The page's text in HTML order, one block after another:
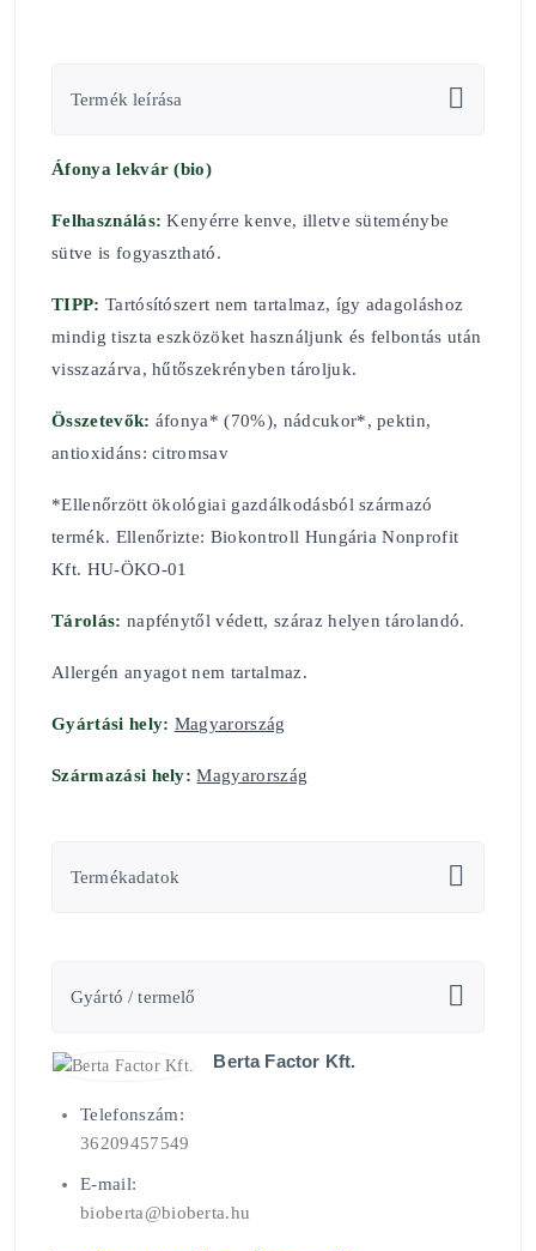
Termék leírása
Áfonya lekvár (bio)
Felhasználás:Kenyérre kenve, illetve süteménybe
sütve is fogyasztható.
TIPP: Tartósítószert nem tartalmaz, így adagoláshoz
mindig tiszta eszközöket használjunk és felbontás után
visszazárva, hűtőszekrényben tároljuk.
Összetevők: áfonya* (70%), nádcukor*, pektin,
antioxidáns: citromsav
*Ellenőrzött ökológiai gazdálkodásból származó
termék. Ellenőrizte: Biokontroll Hungária Nonprofit
Kft. HU-ÖKO-01
Tárolás: napfénytől védett, száraz helyen tárolandó.
Allergén anyagot nem tartalmaz.
Gyártási hely: Magyarország
Származási hely: Magyarország
Termékadatok
Gyártó / termelő
Berta Factor Kft.
Telefonszám:
36209457549
E-mail:
bioberta@bioberta.hu